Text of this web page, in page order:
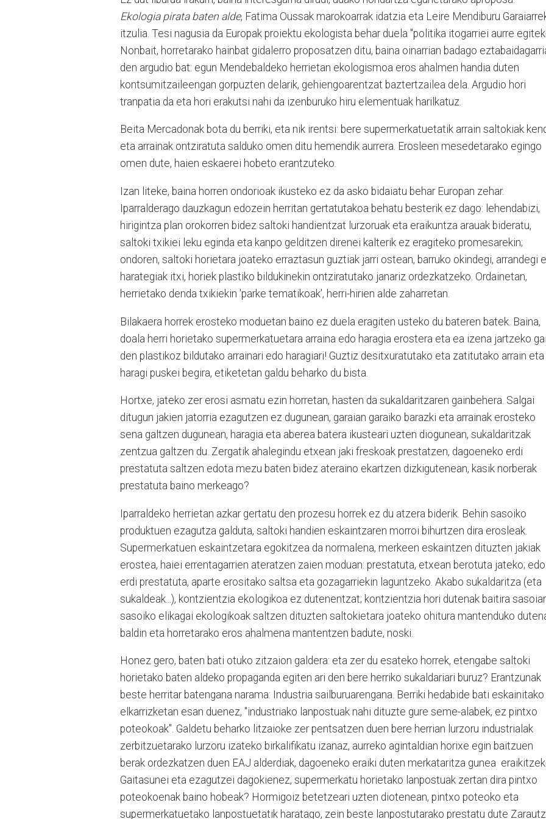
Ekologia pirata baten alde, Fatima Oussak marokoarrak idatzia eta Leire Mendiburu
itzulia. Tesi nagusia da Europak proiektu ekologista behar duela "politika itogarriei aurre
Nonbait, horretarako hainbat gidalerro proposatzen ditu, baina oinarrian badago
den argudio bat: egun Mendebaldeko herrietan ekologismoa eros ahalmen handia duten
kontsumitzaileengan gorpuzten delarik, gehiengoarentzat baztertzailea dela. Argudio hori
tranpatia da eta hori erakutsi nahi da izenburuko hiru elementuak harilkatuz.
Beita Mercadonak bota du berriki, eta nik irentsi: bere supermerkatuetatik arrain saltokiak
eta arrainak ontziratuta salduko omen ditu hemendik aurrera. Erosleen mesedetarako egingo
omen dute, haien eskaerei hobeto erantzuteko.
Izan liteke, baina horren ondorioak ikusteko ez da asko bidaiatu behar Europan zehar.
Iparralderago dauzkagun edozein herritan gertatutakoa behatu besterik ez dago: lehendabizi,
hirigintza plan orokorren bidez saltoki handientzat lurzoruak eta eraikuntza arauak bideratu,
saltoki txikiei leku eginda eta kanpo gelditzen direnei kalterik ez eragiteko promesarekin;
ondoren, saltoki horietara joateko erraztasun guztiak jarri ostean, barruko okindegi, arrandegi
harategiak itxi, horiek plastiko bildukinekin ontziratutako janariz ordezkatzeko. Ordainetan,
herrietako denda txikiekin 'parke tematikoak', herri-hirien alde zaharretan.
Bilakaera horrek erosteko moduetan baino ez duela eragiten usteko du bateren batek. Baina,
doala herri horietako supermerkatuetara arraina edo haragia erostera eta ea izena jartzeko gai
den plastikoz bildutako arrainari edo haragiari! Guztiz desitxuratutako eta zatitutako arrain eta
haragi puskei begira, etiketetan galdu beharko du bista.
Hortxe, jateko zer erosi asmatu ezin horretan, hasten da sukaldaritzaren gainbehera. Salgai
ditugun jakien jatorria ezagutzen ez dugunean, garaian garaiko barazki eta arrainak erosteko
sena galtzen dugunean, haragia eta aberea batera ikusteari uzten diogunean, sukaldaritzak
zentzua galtzen du. Zergatik ahalegindu etxean jaki freskoak prestatzen, dagoeneko erdi
prestatuta saltzen edota mezu baten bidez ateraino ekartzen dizkigutenean, kasik norberak
prestatuta baino merkeago?
Iparraldeko herrietan azkar gertatu den prozesu horrek ez du atzera biderik. Behin sasoiko
produktuen ezagutza galduta, saltoki handien eskaintzaren morroi bihurtzen dira erosleak.
Supermerkatuen eskaintzetara egokitzea da normalena, merkeen eskaintzen dituzten jakiak
erostea, haiei errentagarrien ateratzen zaien moduan: prestatuta, etxean berotuta jateko; edo
erdi prestatuta, aparte erositako saltsa eta gozagarriekin laguntzeko. Akabo sukaldaritza (eta
sukaldeak...), kontzientzia ekologikoa ez dutenentzat; kontzientzia hori dutenak baitira
sasoiko elikagai ekologikoak saltzen dituzten saltokietara joateko ohitura mantenduko
baldin eta horretarako eros ahalmena mantentzen badute, noski.
Honez gero, baten bati otuko zitzaion galdera: eta zer du esateko horrek, etengabe saltoki
horietako baten aldeko propaganda egiten ari den bere herriko sukaldariari buruz? Erantzunak
beste herritar batengana narama: Industria sailburuarengana. Berriki hedabide bati eskainitako
elkarrizketan esan duenez, "industriako lanpostuak nahi dituzte gure seme-alabek, ez pintxo
poteokoak". Galdetu beharko litzaioke zer pentsatzen duen bere herrian lurzoru industrialak
zerbitzuetarako lurzoru izateko birkalifikatu izanaz, aurreko agintaldian horixe egin baitzuen
berak ordezkatzen duen EAJ alderdiak, dagoeneko eraiki duten merkataritza gunea
Gaitasunei eta ezagutzei dagokienez, supermerkatu horietako lanpostuak zertan dira pintxo
poteokoenak baino hobeak? Hormigoiz betetzeari uzten diotenean, pintxo poteoko eta
supermerkatuetako lanpostuetatik haratago, zein beste lanpostutarako prestatu dute